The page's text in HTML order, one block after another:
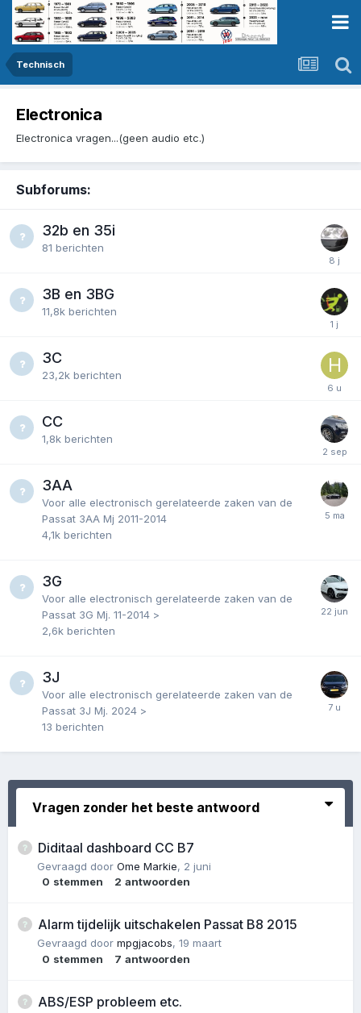
Technisch
Electronica
Electronica vragen...(geen audio etc.)
Subforums:
32b en 35i
81 berichten
3B en 3BG
11,8k berichten
3C
23,2k berichten
CC
1,8k berichten
3AA
Voor alle electronisch gerelateerde zaken van de
Passat 3AA Mj 2011-2014
4,1k berichten
3G
Voor alle electronisch gerelateerde zaken van de
Passat 3G Mj. 11-2014 >
2,6k berichten
3J
Voor alle electronisch gerelateerde zaken van de
Passat 3J Mj. 2024 >
13 berichten
Vragen zonder het beste antwoord
Diditaal dashboard CC B7
Gevraagd door Ome Markie, 2 juni
0 stemmen 2 antwoorden
Alarm tijdelijk uitschakelen Passat B8 2015
Gevraagd door mpgjacobs, 19 maart
0 stemmen 7 antwoorden
ABS/ESP probleem etc.